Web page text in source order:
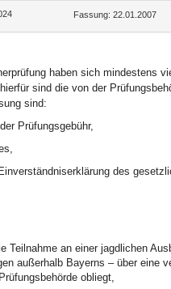
Fassung: 22.01.2007
haben sich mindestens
sind die von der
sind:
Prüfungsgebühr,
des
Teilnahme an einer jagdlichen
außerhalb Bayerns – über eine
obliegt,